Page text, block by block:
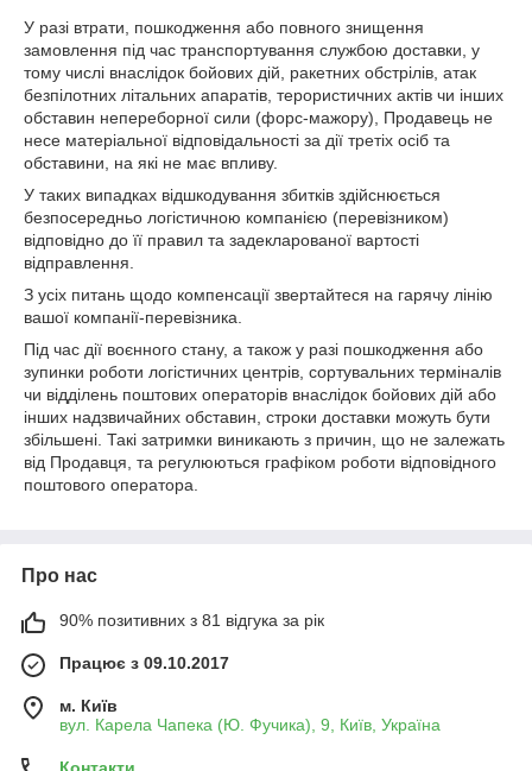
У разі втрати, пошкодження або повного знищення
замовлення під час транспортування службою доставки, у
тому числі внаслідок бойових дій, ракетних обстрілів, атак
безпілотних літальних апаратів, терористичних актів чи інших
обставин непереборної сили (форс-мажору), Продавець не
несе матеріальної відповідальності за дії третіх осіб та
обставини, на які не має впливу.
У таких випадках відшкодування збитків здійснюється
безпосередньо логістичною компанією (перевізником)
відповідно до її правил та задекларованої вартості
відправлення.
З усіх питань щодо компенсації звертайтеся на гарячу лінію
вашої компанії-перевізника.
Під час дії воєнного стану, а також у разі пошкодження або
зупинки роботи логістичних центрів, сортувальних терміналів
чи відділень поштових операторів внаслідок бойових дій або
інших надзвичайних обставин, строки доставки можуть бути
збільшені. Такі затримки виникають з причин, що не залежать
від Продавця, та регулюються графіком роботи відповідного
поштового оператора.
Про нас
90% позитивних з 81 відгука за рік
Працює з 09.10.2017
м. Київ
вул. Карела Чапека (Ю. Фучика), 9, Київ, Україна